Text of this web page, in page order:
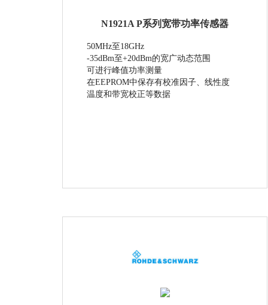
N1921A P系列宽带功率传感器
50MHz至18GHz
-35dBm至+20dBm的宽广动态范围
可进行峰值功率测量
在EEPROM中保存有校准因子、线性度
温度和带宽校正等数据